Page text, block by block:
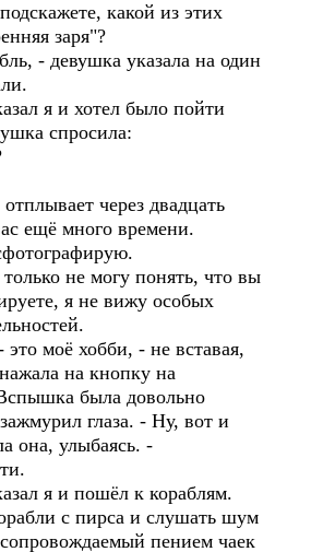
какой из этих
заря"?
- девушка указала на один
я и хотел было пойти
спросила:
через двадцать
ещё много времени.
не могу понять, что вы
я не вижу особых
моё хобби, - не вставая,
на кнопку на
была довольно
глаза. - Ну, вот и
она, улыбаясь. -
я и пошёл к кораблям.
с пирса и слушать шум
пением чаек